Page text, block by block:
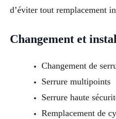
d’éviter tout remplacement
Changement et
Changement de
Serrure multipoints
Serrure haute
Remplacement de